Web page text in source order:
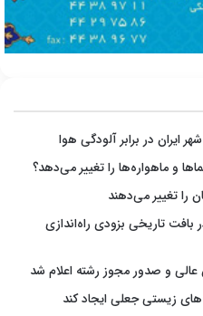
ایران در برابر آلودگی هوا
و ماهواره‌ها را تغییر می‌دهد؟
را تغییر می‌دهند
تاریخی بزودی راه‌اندازی
و صدور مجوز رشته اعلام شد
زیستی جعلی ایجاد کند